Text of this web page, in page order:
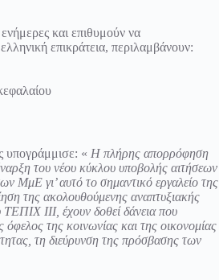
και επιθυμούν να
επικράτεια, περιλαμβάνουν:
υπογράμμισε: « Η πλήρης απορρόφηση
του νέου κύκλου υποβολής αιτήσεων
ΜμΕ γι’ αυτό το σημαντικό εργαλείο της
της ακολουθούμενης αναπτυξιακής
ΙΙΙ, έχουν δοθεί δάνεια που
της κοινωνίας και της οικονομίας
τη διεύρυνση της πρόσβασης των